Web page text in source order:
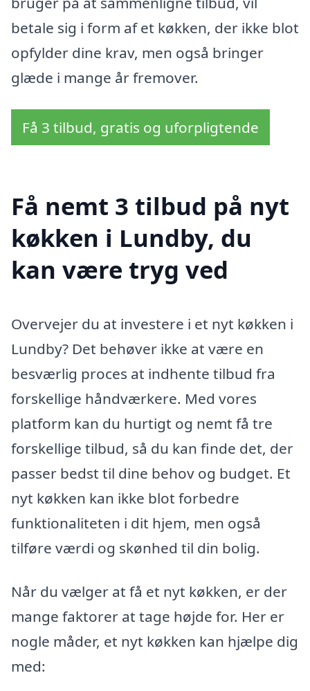
betale sig i form af et køkken, der ikke blot
opfylder dine krav, men også bringer
glæde i mange år fremover.
Få 3 tilbud, gratis og uforpligtende
Få nemt 3 tilbud på nyt
køkken i Lundby, du
kan være tryg ved
Overvejer du at investere i et nyt køkken i
Lundby? Det behøver ikke at være en
besværlig proces at indhente tilbud fra
forskellige håndværkere. Med vores
platform kan du hurtigt og nemt få tre
forskellige tilbud, så du kan finde det, der
passer bedst til dine behov og budget. Et
nyt køkken kan ikke blot forbedre
funktionaliteten i dit hjem, men også
tilføre værdi og skønhed til din bolig.
Når du vælger at få et nyt køkken, er der
mange faktorer at tage højde for. Her er
nogle måder, et nyt køkken kan hjælpe dig
med: